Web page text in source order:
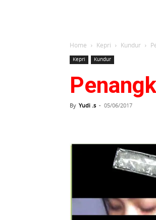
Home Kepri Kundur
Kepri Kundur
By Yudi .s - 05/06/2017